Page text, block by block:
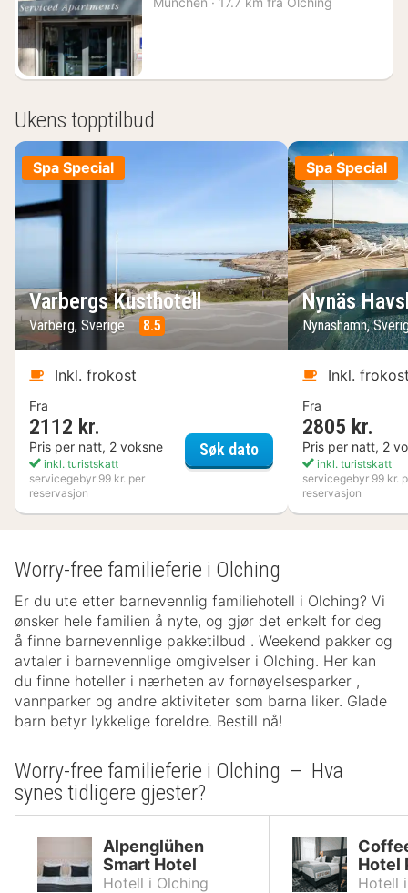
Ukens topptilbud
Spa Special
Varbergs Kusthotell
Varberg, Sverige 8.5
Inkl. frokost
Fra
2112 kr.
Pris per natt, 2 voksne
inkl. turistskatt
servicegebyr 99 kr. per
reservasjon
Søk datoVarbergs Kusthotell
Spa Special
Nynäs
Nynäshamn,
Inkl.
Fra
2805 kr.
Pris per natt, 2
inkl. turistskatt
servicegebyr 99 kr.
reservasjon
Worry-free familieferie i Olching
Er du ute etter barnevennlig familiehotell i Olching? Vi
ønsker hele familien å nyte, og gjør det enkelt for deg
å finne barnevennlige pakketilbud . Weekend pakker og
avtaler i barnevennlige omgivelser i Olching. Her kan
du finne hoteller i nærheten av fornøyelsesparker ,
vannparker og andre aktiviteter som barna liker. Glade
barn betyr lykkelige foreldre. Bestill nå!
Worry-free familieferie i Olching – Hva
synes tidligere gjester?
Alpenglühen
Smart Hotel
Hotell i Olching
Hotel
Hotell